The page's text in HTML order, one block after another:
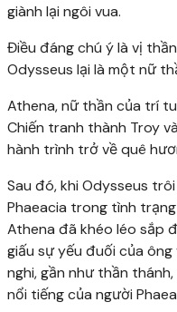
giành lại ngôi vua.
Điều đáng chú ý là vị
Odysseus lại là một nữ
Athena, nữ thần của trí
Chiến tranh thành Troy
hành trình trở về quê
Sau đó, khi Odysseus
Phaeacia trong tình
Athena đã khéo léo sắp
giấu sự yếu đuối của
nghi, gần như thần
nổi tiếng của người